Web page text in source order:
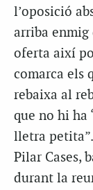
l’oposició
arriba enmig
oferta així
comarca els
rebaixa al
que no hi ha
lletra
Pilar Cases,
durant la